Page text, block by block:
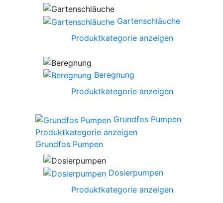
Gartenschläuche
Produktkategorie anzeigen
Beregnung
Produktkategorie anzeigen
Grundfos Pumpen
Produktkategorie anzeigen
Grundfos Pumpen
Dosierpumpen
Produktkategorie anzeigen